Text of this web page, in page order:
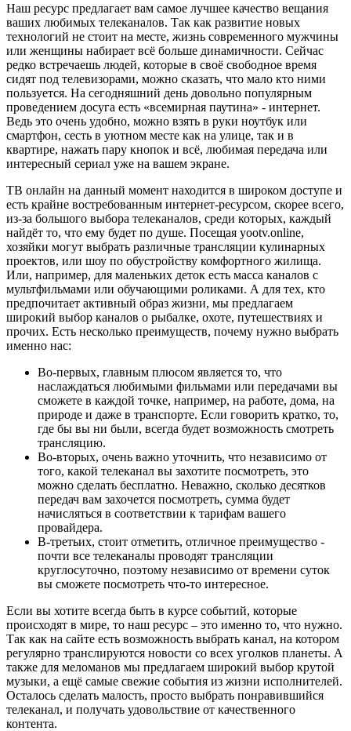
Наш ресурс предлагает вам самое лучшее качество вещания
ваших любимых телеканалов. Так как развитие новых
технологий не стоит на месте, жизнь современного мужчины
или женщины набирает всё больше динамичности. Сейчас
редко встречаешь людей, которые в своё свободное время
сидят под телевизорами, можно сказать, что мало кто ними
пользуется. На сегодняшний день довольно популярным
проведением досуга есть «всемирная паутина» - интернет.
Ведь это очень удобно, можно взять в руки ноутбук или
смартфон, сесть в уютном месте как на улице, так и в
квартире, нажать пару кнопок и всё, любимая передача или
интересный сериал уже на вашем экране.
ТВ онлайн на данный момент находится в широком доступе и
есть крайне востребованным интернет-ресурсом, скорее всего,
из-за большого выбора телеканалов, среди которых, каждый
найдёт то, что ему будет по душе. Посещая yootv.online,
хозяйки могут выбрать различные трансляции кулинарных
проектов, или шоу по обустройству комфортного жилища.
Или, например, для маленьких деток есть масса каналов с
мультфильмами или обучающими роликами. А для тех, кто
предпочитает активный образ жизни, мы предлагаем
широкий выбор каналов о рыбалке, охоте, путешествиях и
прочих. Есть несколько преимуществ, почему нужно выбрать
именно нас:
Во-первых, главным плюсом является то, что
наслаждаться любимыми фильмами или передачами вы
сможете в каждой точке, например, на работе, дома, на
природе и даже в транспорте. Если говорить кратко, то,
где бы вы ни были, всегда будет возможность смотреть
трансляцию.
Во-вторых, очень важно уточнить, что независимо от
того, какой телеканал вы захотите посмотреть, это
можно сделать бесплатно. Неважно, сколько десятков
передач вам захочется посмотреть, сумма будет
начисляться в соответствии к тарифам вашего
провайдера.
В-третьих, стоит отметить, отличное преимущество -
почти все телеканалы проводят трансляции
круглосуточно, поэтому независимо от времени суток
вы сможете посмотреть что-то интересное.
Если вы хотите всегда быть в курсе событий, которые
происходят в мире, то наш ресурс – это именно то, что нужно.
Так как на сайте есть возможность выбрать канал, на котором
регулярно транслируются новости со всех уголков планеты. А
также для меломанов мы предлагаем широкий выбор крутой
музыки, а ещё самые свежие события из жизни исполнителей.
Осталось сделать малость, просто выбрать понравившийся
телеканал, и получать удовольствие от качественного
контента.